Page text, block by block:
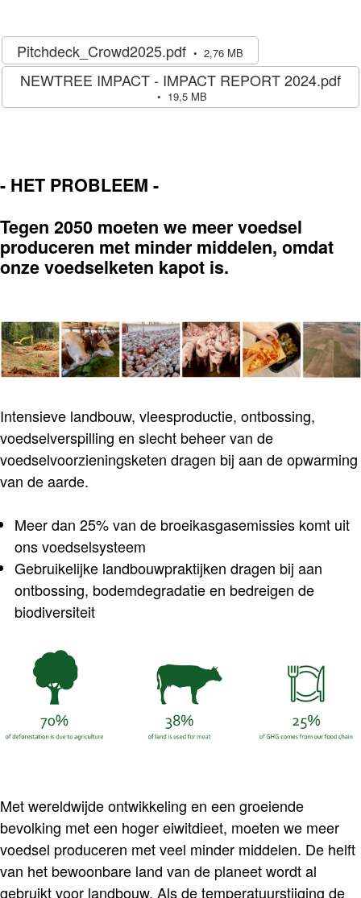
Pitchdeck_Crowd2025.pdf 2,76 MB
NEWTREE IMPACT - IMPACT REPORT 2024.pdf
19,5 MB
- HET PROBLEEM -
Tegen 2050 moeten we meer voedsel
produceren met minder middelen, omdat
onze voedselketen kapot is.
Intensieve landbouw, vleesproductie, ontbossing,
voedselverspilling en slecht beheer van de
voedselvoorzieningsketen dragen bij aan de opwarming
van de aarde.
Meer dan 25% van de broeikasgasemissies komt uit
ons voedselsysteem
Gebruikelijke landbouwpraktijken dragen bij aan
ontbossing, bodemdegradatie en bedreigen de
biodiversiteit
Met wereldwijde ontwikkeling en een groeiende
bevolking met een hoger eiwitdieet, moeten we meer
voedsel produceren met veel minder middelen. De helft
van het bewoonbare land van de planeet wordt al
gebruikt voor landbouw. Als de temperatuurstijging de